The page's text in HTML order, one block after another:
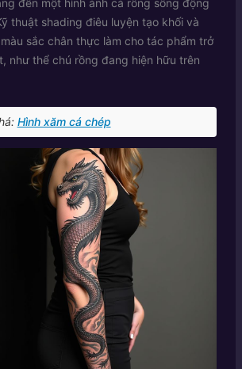
đến một hình ảnh cá rồng sống động
thuật shading điêu luyện tạo khối và
sắc chân thực làm cho tác phẩm trở
như thể chú rồng đang hiện hữu trên
Hình xăm cá chép